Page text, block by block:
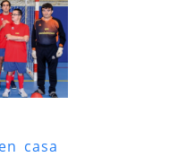
casa